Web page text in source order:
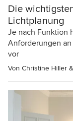
Die
Lichtplanung
Je nach Funktion
Anforderungen
vor
Von Christine Hiller